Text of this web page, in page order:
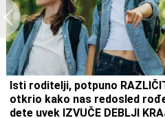
Isti roditelji, potpuno
otkrio kako nas redosled
dete uvek IZVUČE DEBLJI